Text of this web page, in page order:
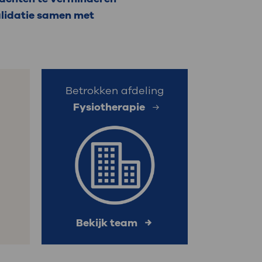
samen met
Betrokken afdeling
Fysiotherapie
Bekijk team